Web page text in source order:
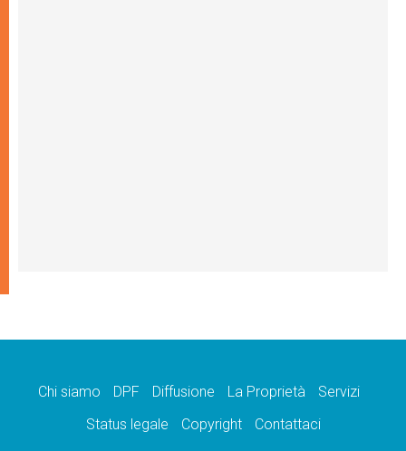
Chi siamo DPF Diffusione La Proprietà
Servizi
Status legale
Copyright Contattaci